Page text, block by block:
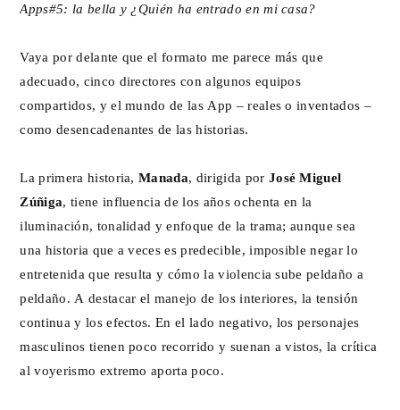
Apps#5: la bella y ¿Quién ha entrado en mi casa?
Vaya por delante que el formato me parece más que
adecuado, cinco directores con algunos equipos
compartidos, y el mundo de las App – reales o inventados –
como desencadenantes de las historias.
La primera historia,Manada , dirigida por José Miguel
Zúñiga , tiene influencia de los años ochenta en la
iluminación, tonalidad y enfoque de la trama; aunque sea
una historia que a veces es predecible, imposible negar lo
entretenida que resulta y cómo la violencia sube peldaño a
peldaño. A destacar el manejo de los interiores, la tensión
continua y los efectos. En el lado negativo, los personajes
masculinos tienen poco recorrido y suenan a vistos, la crítica
al voyerismo extremo aporta poco.